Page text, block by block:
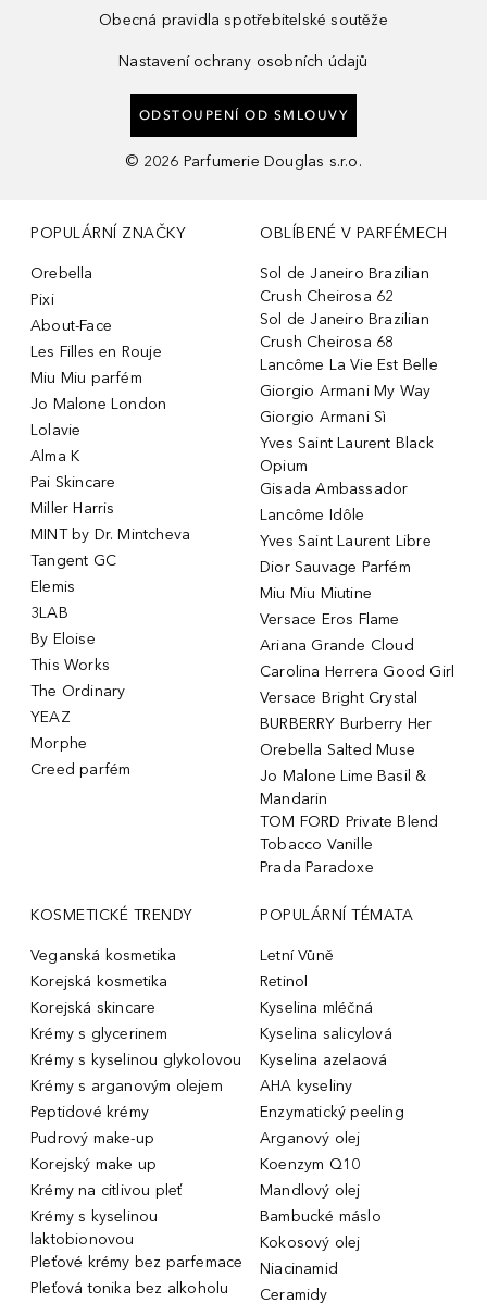
Obecná pravidla spotřebitelské soutěže
Nastavení ochrany osobních údajů
ODSTOUPENÍ OD SMLOUVY
© 2026 Parfumerie Douglas s.r.o.
POPULÁRNÍ ZNAČKY
Orebella
Pixi
About-Face
Les Filles en Rouje
Miu Miu parfém
Jo Malone London
Lolavie
Alma K
Pai Skincare
Miller Harris
MINT by Dr. Mintcheva
Tangent GC
Elemis
3LAB
By Eloise
This Works
The Ordinary
YEAZ
Morphe
Creed parfém
OBLÍBENÉ V PARFÉMECH
Sol de Janeiro Brazilian
Crush Cheirosa 62
Sol de Janeiro Brazilian
Crush Cheirosa 68
Lancôme La Vie Est Belle
Giorgio Armani My Way
Giorgio Armani Sì
Yves Saint Laurent Black
Opium
Gisada Ambassador
Lancôme Idôle
Yves Saint Laurent Libre
Dior Sauvage Parfém
Miu Miu Miutine
Versace Eros Flame
Ariana Grande Cloud
Carolina Herrera Good Girl
Versace Bright Crystal
BURBERRY Burberry Her
Orebella Salted Muse
Jo Malone Lime Basil &
Mandarin
TOM FORD Private Blend
Tobacco Vanille
Prada Paradoxe
KOSMETICKÉ TRENDY
Veganská kosmetika
Korejská kosmetika
Korejská skincare
Krémy s glycerinem
Krémy s kyselinou glykolovou
Krémy s arganovým olejem
Peptidové krémy
Pudrový make-up
Korejský make up
Krémy na citlivou pleť
Krémy s kyselinou
laktobionovou
Pleťové krémy bez parfemace
Pleťová tonika bez alkoholu
POPULÁRNÍ TÉMATA
Letní Vůně
Retinol
Kyselina mléčná
Kyselina salicylová
Kyselina azelaová
AHA kyseliny
Enzymatický peeling
Arganový olej
Koenzym Q10
Mandlový olej
Bambucké máslo
Kokosový olej
Niacinamid
Ceramidy